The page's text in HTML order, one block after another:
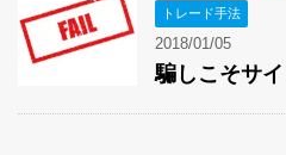
トレード手法
2018/01/05
騙しこそサ